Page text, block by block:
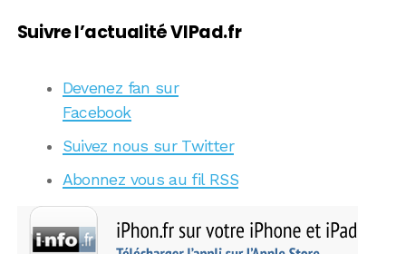
Suivre l’actualité VIPad.fr
Devenez fan sur
Facebook
Suivez nous sur Twitter
Abonnez vous au fil RSS